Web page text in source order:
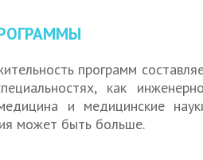
программ
как
и медицинские
может быть больше.